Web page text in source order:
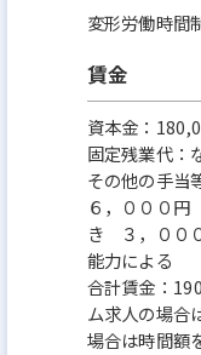
変形労働時間
賃金
資本金：
固定残業代：
その他の
６，０００
き ３，００
能力による
合計賃金：
ム求人の場合
場合は時間額